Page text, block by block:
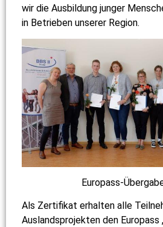
wir die Ausbildung junger
in Betrieben unserer Region.
Europass-
Als Zertifikat erhalten alle
Auslandsprojekten den Europass